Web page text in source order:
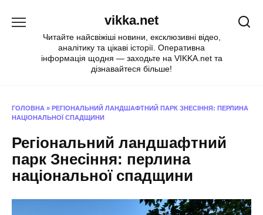
vikka.net
Читайте найсвіжіші новини, ексклюзивні відео,
аналітику та цікаві історії. Оперативна
інформація щодня — заходьте на VIKKA.net та
дізнавайтеся більше!
ГОЛОВНА » РЕГІОНАЛЬНИЙ ЛАНДШАФТНИЙ ПАРК ЗНЕСІННЯ: ПЕРЛИНА
НАЦІОНАЛЬНОЇ СПАДЩИНИ
Регіональний ландшафтний
парк Знесіння: перлина
національної спадщини